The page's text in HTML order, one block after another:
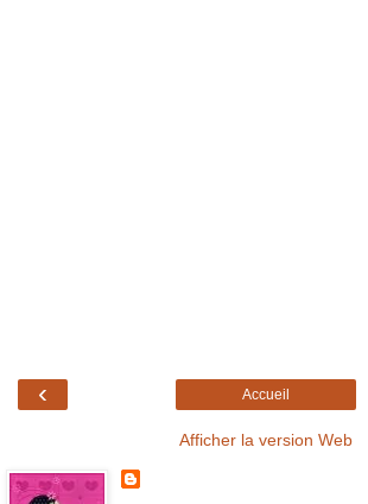
‹ Accueil
Afficher la version Web